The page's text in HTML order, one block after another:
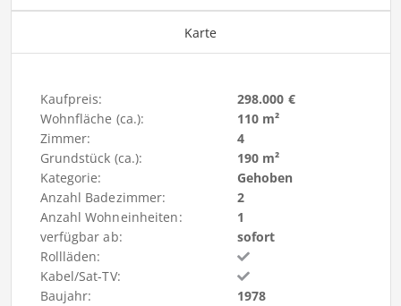
Karte
Kaufpreis:
298.000 €
Wohnfläche (ca.):
110 m²
Zimmer:
4
Grundstück (ca.):
190 m²
Kategorie:
Gehoben
Anzahl Badezimmer:
2
Anzahl Wohneinheiten:
1
verfügbar ab:
sofort
Rollläden:
Kabel/Sat-TV:
Baujahr:
1978